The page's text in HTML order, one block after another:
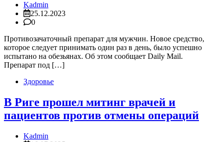
Kadmin
25.12.2023
0
Противозачаточный препарат для мужчин. Новое средство,
которое следует принимать один раз в день, было успешно
испытано на обезьянах. Об этом сообщает Daily Mail.
Препарат под […]
Здоровье
В Риге прошел митинг врачей и
пациентов против отмены операций
Kadmin